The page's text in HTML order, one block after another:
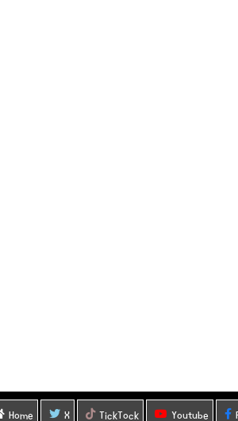
Home X TickTock Youtube